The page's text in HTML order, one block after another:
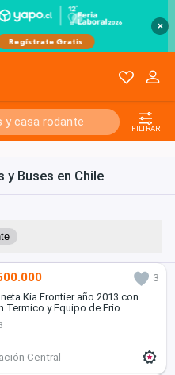
×
FILTRAR
y Buses en Chile
3
Kia Frontier año 2013 con
Termico y Equipo de Frio
Central